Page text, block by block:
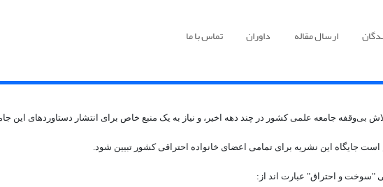
ارسال مقاله داوران تماس با ما
جامعه علمی کشور در چند دهه اخیر، و نیاز به یک منبع خاص برای انتشار دستاوردهای این
است جایگاه این نشریه برای تمامی اعضای خانواده احتراقی کشور تبیین شود.
"سوخت و احتراق" عبارت اند از: